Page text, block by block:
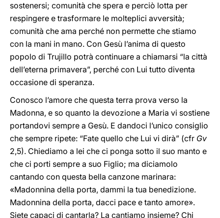
sostenersi; comunità che spera e perciò lotta per
respingere e trasformare le molteplici avversità;
comunità che ama perché non permette che stiamo
con la mani in mano. Con Gesù l’anima di questo
popolo di Trujillo potrà continuare a chiamarsi “la città
dell’eterna primavera”, perché con Lui tutto diventa
occasione di speranza.
Conosco l’amore che questa terra prova verso la
Madonna, e so quanto la devozione a Maria vi sostiene
portandovi sempre a Gesù. E dandoci l’unico consiglio
che sempre ripete: “Fate quello che Lui vi dirà” (cfr Gv
2,5). Chiediamo a lei che ci ponga sotto il suo manto e
che ci porti sempre a suo Figlio; ma diciamolo
cantando con questa bella canzone marinara:
«Madonnina della porta, dammi la tua benedizione.
Madonnina della porta, dacci pace e tanto amore».
Siete capaci di cantarla? La cantiamo insieme? Chi